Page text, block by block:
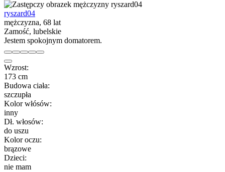
ryszard04
mężczyzna, 68 lat
Zamość, lubelskie
Jestem spokojnym domatorem.
Wzrost:
173 cm
Budowa ciała:
szczupła
Kolor włósów:
inny
Dł. włosów:
do uszu
Kolor oczu:
brązowe
Dzieci:
nie mam